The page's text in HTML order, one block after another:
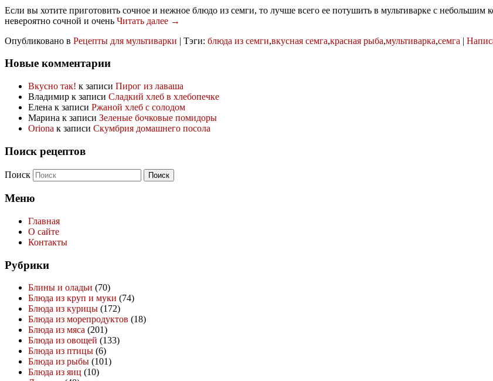
Если вы хотите приготовить сочное и нежное блюдо из семги, то лучше всего ее потушить в мультиварке с
невероятно сочной и очень Читать далее →
Опубликовано в Рецепты для мультиварки | Тэги: блюда из семги,вкусная семга,красная рыба,мультиварка,семга |
Новые комментарии
Вкусно так! к записи Пирог из лаваша
Владимир к записи Сладкий хлеб в хлебопечке
Елена к записи Ржаной хлеб с солодом
Марина к записи Зеленые бочковые помидоры
Oriona к записи Скумбрия домашнего посола
Поиск рецептов
Поиск
Меню
Главная
О сайте
Контакты
Рубрики
Блины и оладьи (70)
Блюда из круп и муки (74)
Блюда из курицы (172)
Блюда из морепродуктов (18)
Блюда из мяса (201)
Блюда из овощей (133)
Блюда из птицы (6)
Блюда из рыбы (101)
Блюда из яиц (10)